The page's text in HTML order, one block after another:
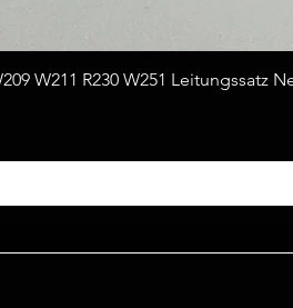
W211 R230 W251 Leitungssatz